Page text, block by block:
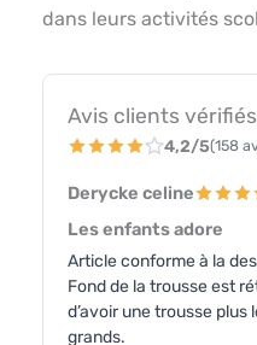
dans leurs activités
Avis clients vérifiés
4,2/5(158
Derycke celine
Les enfants adore
Article conforme à la
Fond de la trousse est
d’avoir une trousse
grands.